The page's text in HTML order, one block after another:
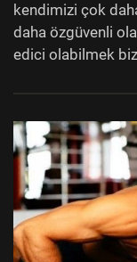
kendimizi çok
daha özgüvenli
edici olabilmek